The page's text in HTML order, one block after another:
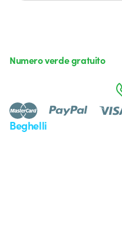
Beghelli
Numero verde gratuito